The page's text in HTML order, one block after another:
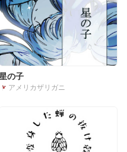
の子
アメリカザリガニ